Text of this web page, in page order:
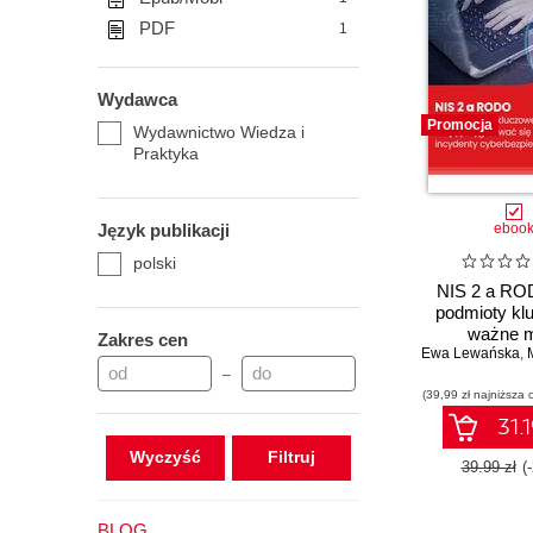
PDF 1
Wydawca
Wydawnictwo Wiedza i
Praktyka
Język publikacji
polski
Zakres cen
–
Wyczyść
Promocja
ebook
NIS 2 a
podmioty
ważne
Ewa Lewańska,
(39,99 zł najniższa
39.99 zł